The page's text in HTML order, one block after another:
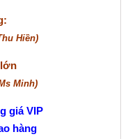
Hiền)
Minh)
giá VIP
hàng